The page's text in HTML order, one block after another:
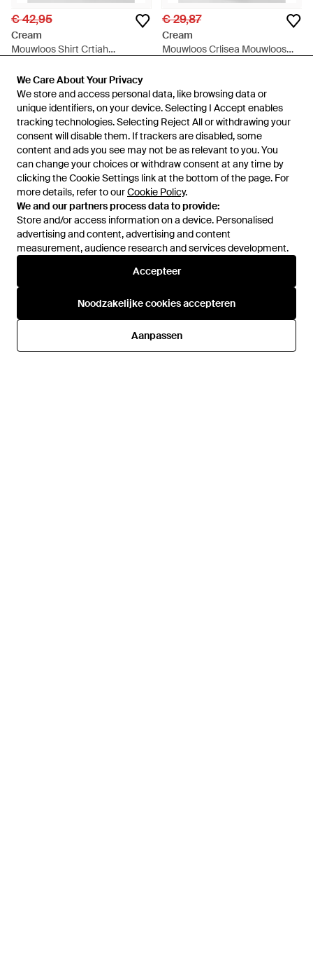
We Care About Your Privacy
We store and access personal data, like browsing data or
unique identifiers, on your device. Selecting I Accept enables
tracking technologies. Selecting Reject All or withdrawing your
consent will disable them. If trackers are disabled, some
content and ads you see may not be as relevant to you. You
can change your choices or withdraw consent at any time by
clicking the Cookie Settings link at the bottom of the page. For
more details, refer to ourCookie Policy.
We and our partners process data to provide:
Store and/or access information on a device. Personalised
advertising and content, advertising and content
measurement, audience research and services development.
Accepteer
Noodzakelijke cookies accepteren
Aanpassen
We Care About Your Privacy
We store and access personal data, like browsing data or
unique identifiers, on your device. Selecting I Accept enables
tracking technologies. Selecting Reject All or withdrawing your
consent will disable them. If trackers are disabled, some
content and ads you see may not be as relevant to you. You
can change your choices or withdraw consent at any time by
clicking the Cookie Settings link at the bottom of the page. For
more details, refer to ourCookie Policy.
We and our partners process data to provide:
Store and/or access information on a device. Personalised
advertising and content, advertising and content
measurement, audience research and services development.
Accepteer
Noodzakelijke cookies accepteren
Aanpassen
€ 42,95
Cream
Mouwloos Shirt Crtiah
Blauw
NIET MEER OP VOORRAAD
€ 29,87
Cream
Mouwloos Crlisea Mouwloos
€ 41,95
Mouwloos Crevisa Mouwloos
NIET MEER OP VOORRAAD
Cream
Mouwen Regular Fit - Blauw
Van
NIET MEER OP VOORRAAD